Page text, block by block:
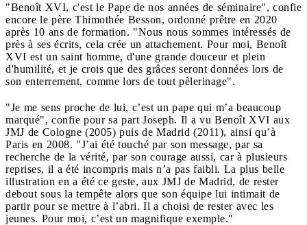
"Benoît XVI, c'est le Pape de nos années de séminaire", confie
encore le père Thimothée Besson, ordonné prêtre en 2020
après 10 ans de formation. "Nous nous sommes intéressés de
près à ses écrits, cela crée un attachement. Pour moi, Benoît
XVI est un saint homme, d'une grande douceur et plein
d'humilité, et je crois que des grâces seront données lors de
son enterrement, comme lors de tout pèlerinage".
"Je me sens proche de lui, c’est un pape qui m’a beaucoup
marqué", confie pour sa part Joseph. Il a vu Benoît XVI aux
JMJ de Cologne (2005) puis de Madrid (2011), ainsi qu’à
Paris en 2008. "J’ai été touché par son message, par sa
recherche de la vérité, par son courage aussi, car à plusieurs
reprises, il a été incompris mais n’a pas faibli. La plus belle
illustration en a été ce geste, aux JMJ de Madrid, de rester
debout sous la tempête alors que son équipe lui intimait de
partir pour se mettre à l’abri. Il a choisi de rester avec les
jeunes. Pour moi, c’est un magnifique exemple."